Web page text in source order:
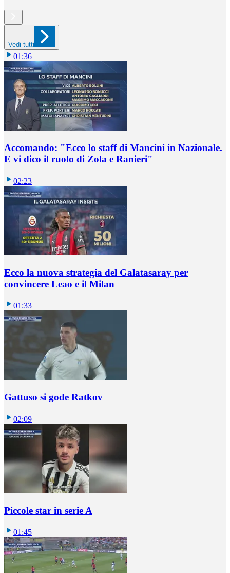
Vedi tutti
01:36
Accomando: "Ecco lo staff di Mancini in Nazionale.
E vi dico il ruolo di Zola e Ranieri"
02:23
Ecco la nuova strategia del Galatasaray per
convincere Leao e il Milan
01:33
Gattuso si gode Ratkov
02:09
Piccole star in serie A
01:45